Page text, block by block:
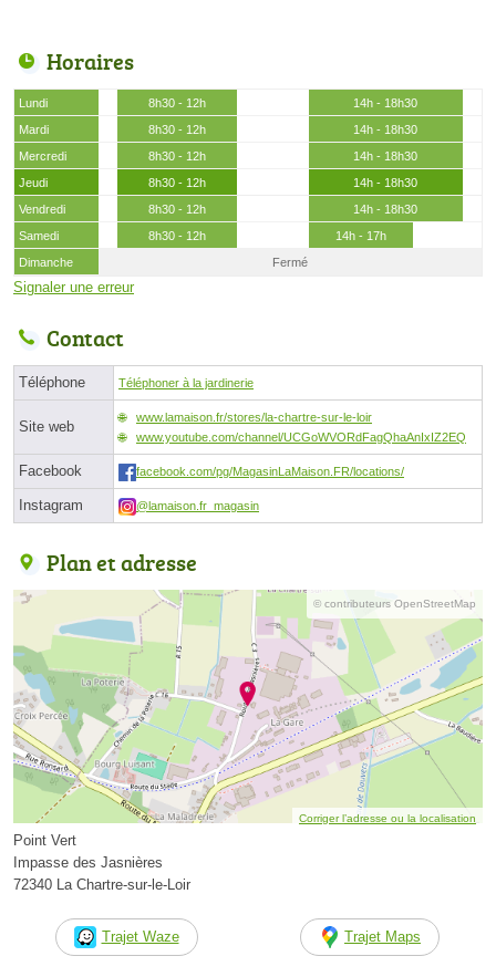
Horaires
Lundi 8h30 - 12h
14h - 18h30
Mardi
8h30 - 12h
14h - 18h30
Mercredi
8h30 - 12h
14h - 18h30
Jeudi
8h30 - 12h
14h - 18h30
Vendredi
8h30 - 12h
14h - 18h30
Samedi
8h30 - 12h
14h - 17h
Dimanche
Fermé
Signaler une erreur
Contact
Téléphone Téléphoner à la jardinerie
Site web
www.lamaison.fr/stores/la-chartre-sur-le-loir
www.youtube.com/channel/UCGoWVORdFagQhaAnIxIZ2EQ
Facebook facebook.com/pg/MagasinLaMaison.FR/locations/
Instagram @lamaison.fr_magasin
Plan et adresse
© contributeurs OpenStreetMap
Corriger l’adresse ou la localisation
Point Vert
Impasse des Jasnières
72340 La Chartre-sur-le-Loir
Trajet Waze Trajet Maps